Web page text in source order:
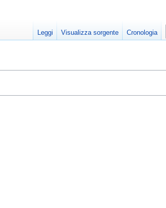
Leggi Visualizza sorgente Cronologia